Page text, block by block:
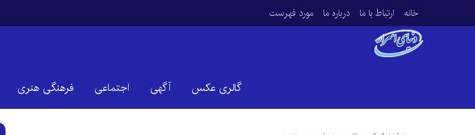
خانه ارتباط با ما درباره ما مورد فهرست
گالری عکس آگهی اجتماعی فرهنگی هنری